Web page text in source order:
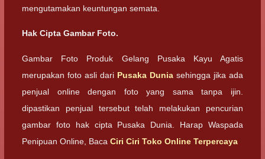
mengutamakan keuntungan semata.
Hak Cipta Gambar Foto.
Gambar Foto Produk Gelang Pusaka Kayu Agatis
merupakan foto asli dari Pusaka Dunia sehingga jika ada
penjual online dengan foto yang sama tanpa ijin.
dipastikan penjual tersebut telah melakukan pencurian
gambar foto hak cipta Pusaka Dunia. Harap Waspada
Penipuan Online, Baca Ciri Ciri Toko Online Terpercaya